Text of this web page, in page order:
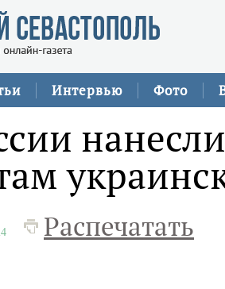
Интервью Фото
Распечатать